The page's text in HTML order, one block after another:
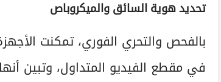
تحديد هوية السائق والميكروباص
بالفحص والتحري الفوري، تمكنت
في مقطع الفيديو المتداول، وتبين